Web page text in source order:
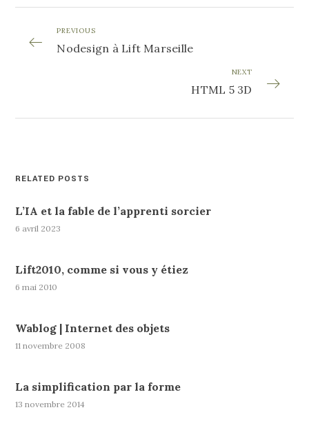
PREVIOUS
Nodesign à Lift Marseille
NEXT
HTML 5 3D
RELATED POSTS
L’IA et la fable de l’apprenti sorcier
6 avril 2023
Lift2010, comme si vous y étiez
6 mai 2010
Wablog | Internet des objets
11 novembre 2008
La simplification par la forme
13 novembre 2014